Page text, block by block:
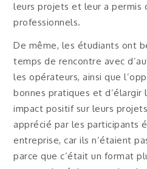
leurs projets et leur a permis
professionnels.
De même, les étudiants ont
temps de rencontre avec
les opérateurs, ainsi que
bonnes pratiques et d’élargir
impact positif sur leurs
apprécié par les participants
entreprise, car ils n’étaient
parce que c’était un format